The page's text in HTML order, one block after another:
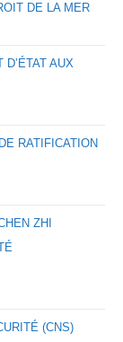
DE LA MER
AUX
RATIFICATION
ZHI
(CNS)